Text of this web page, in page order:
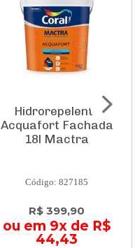
Hidrorepelente
Acquafort Fachada
18l Mactra
Código: 827185
R$ 399,90
ou em 9x de R$
44,43